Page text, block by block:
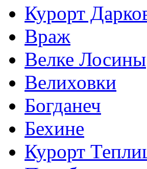
Курорт
Враж
Велке Лосины
Велиховки
Богданеч
Бехине
Курорт